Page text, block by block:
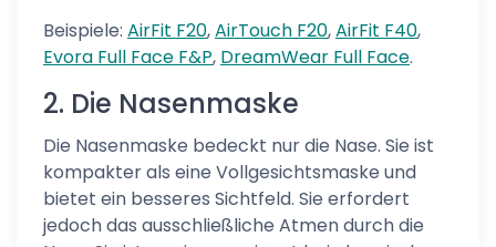
Beispiele: AirFit F20,AirTouch F20,AirFit F40,
Evora Full Face F&P, DreamWear Full Face.
2. Die Nasenmaske
Die Nasenmaske bedeckt nur die Nase. Sie ist
kompakter als eine Vollgesichtsmaske und
bietet ein besseres Sichtfeld. Sie erfordert
jedoch das ausschließliche Atmen durch die